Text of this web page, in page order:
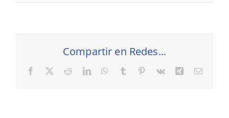
Compartir en Redes...
Facebook RedditLinkedInWhatsApp
Tumblr Pinterest
Vk XingCorreo